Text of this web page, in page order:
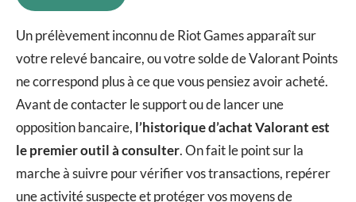
Un prélèvement inconnu de Riot Games apparaît sur
votre relevé bancaire, ou votre solde de Valorant Points
ne correspond plus à ce que vous pensiez avoir acheté.
Avant de contacter le support ou de lancer une
opposition bancaire, l’historique d’achat Valorant est
le premier outil à consulter. On fait le point sur la
marche à suivre pour vérifier vos transactions, repérer
une activité suspecte et protéger vos moyens de